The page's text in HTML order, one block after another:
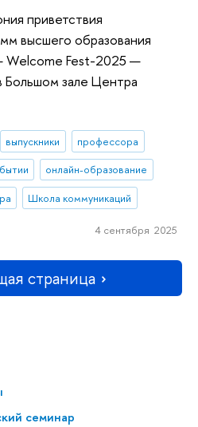
семинар
приветствия
высшего образования
Welcome Fest-2025 —
Большом зале Центра
выпускники
профессора
онлайн-образование
Школа коммуникаций
4 сентября 2025
страница